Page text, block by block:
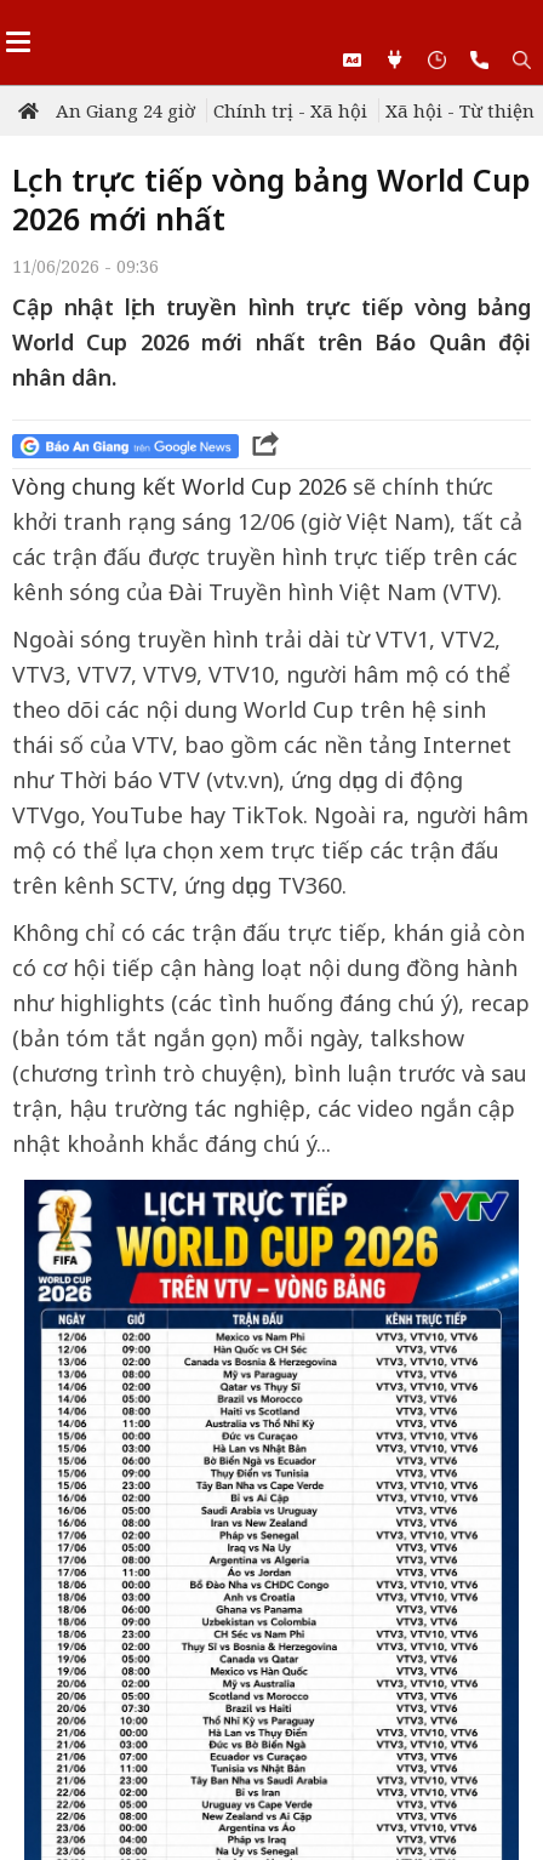
An Giang 24 giờ Chính trị - Xã hội Xã hội - Từ thiện
Lịch trực tiếp vòng bảng World Cup
2026 mới nhất
11/06/2026 - 09:36
Cập nhật lịch truyền hình trực tiếp vòng bảng
World Cup 2026 mới nhất trên Báo Quân đội
nhân dân.
Vòng chung kết World Cup 2026 sẽ chính thức
khởi tranh rạng sáng 12/06 (giờ Việt Nam), tất cả
các trận đấu được truyền hình trực tiếp trên các
kênh sóng của Đài Truyền hình Việt Nam (VTV).
Ngoài sóng truyền hình trải dài từ VTV1, VTV2,
VTV3, VTV7, VTV9, VTV10, người hâm mộ có thể
theo dõi các nội dung World Cup trên hệ sinh
thái số của VTV, bao gồm các nền tảng Internet
như Thời báo VTV (vtv.vn), ứng dụng di động
VTVgo, YouTube hay TikTok. Ngoài ra, người hâm
mộ có thể lựa chọn xem trực tiếp các trận đấu
trên kênh SCTV, ứng dụng TV360.
Không chỉ có các trận đấu trực tiếp, khán giả còn
có cơ hội tiếp cận hàng loạt nội dung đồng hành
như highlights (các tình huống đáng chú ý), recap
(bản tóm tắt ngắn gọn) mỗi ngày, talkshow
(chương trình trò chuyện), bình luận trước và sau
trận, hậu trường tác nghiệp, các video ngắn cập
nhật khoảnh khắc đáng chú ý...